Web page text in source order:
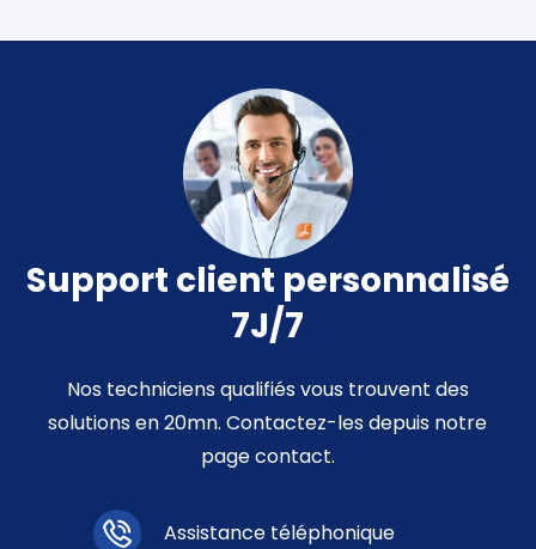
Support client personnalisé
7J/7
Nos techniciens qualifiés vous trouvent des
solutions en 20mn. Contactez-les depuis notre
page contact.
Assistance téléphonique